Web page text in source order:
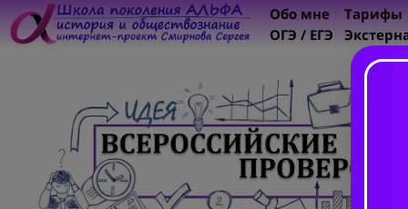
Обо мне
ОГЭ / ЕГЭ
Тарифы